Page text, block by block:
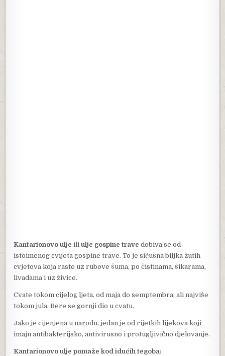
Kantarionovo ulje iliulje gospine trave dobiva se od
istoimenog cvijeta gospine trave. To je sićušna biljka žutih
cvjetova koja raste uz rubove šuma, po čistinama, šikarama,
livadama i uz živice.
Cvate tokom cijelog ljeta, od maja do semptembra, ali najviše
tokom jula. Bere se gornji dio u cvatu.
Jako je cijenjena u narodu, jedan je od rijetkih lijekova koji
imaju antibakterijsko, antivirusno i protugljivično djelovanje.
Kantarionovo ulje pomaže kod idućih tegoba: